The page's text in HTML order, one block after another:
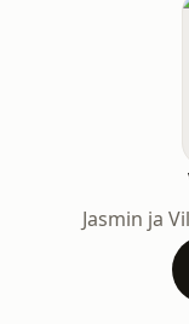
Jasmin ja